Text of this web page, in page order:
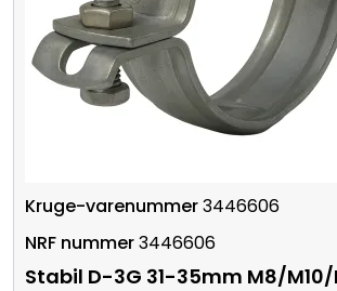
3446606
3446606
Stabil D-3G 31-35mm M8/M10/